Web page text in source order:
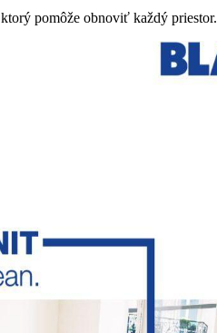
pomôže obnoviť každý priestor.